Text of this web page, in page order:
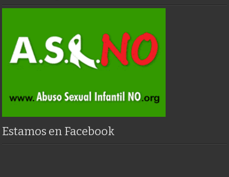
Estamos en Facebook